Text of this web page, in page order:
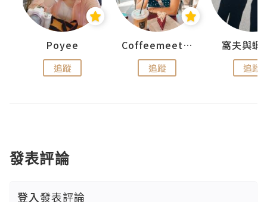
Poyee
追蹤
Coffeemeetjojo
追蹤
窩夫與蝦
追蹤
發表評論
登入發表評論